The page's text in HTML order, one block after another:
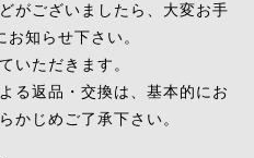
がございましたら、大変お手
知らせ下さい。
いただきます。
る返品・交換は、基本的にお
かじめご了承下さい。